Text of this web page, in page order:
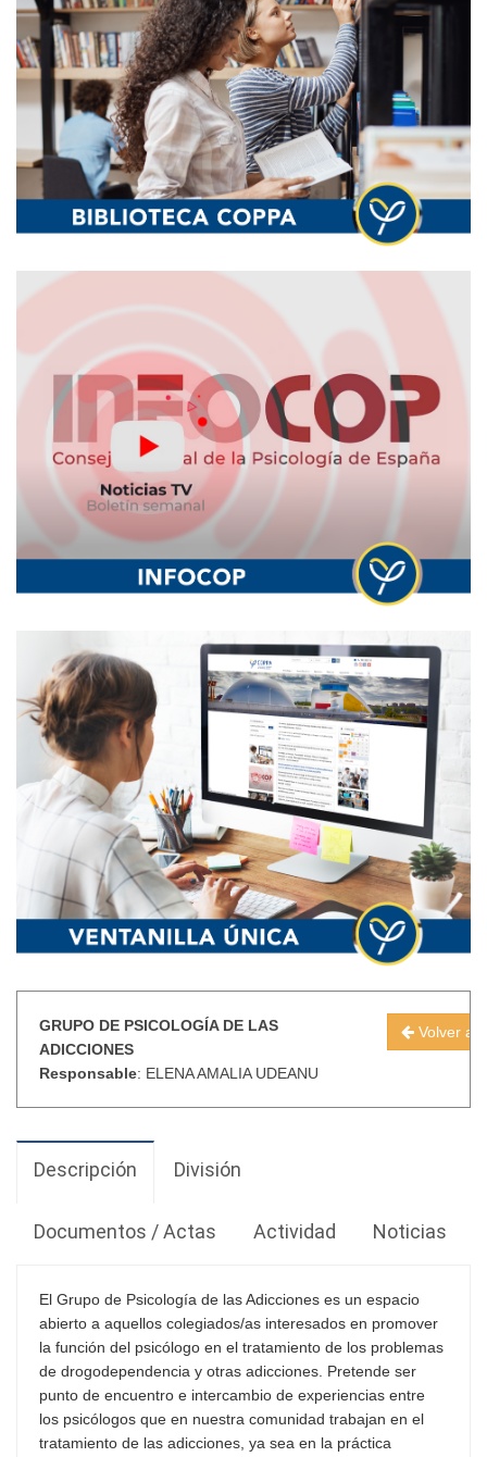
GRUPO DE PSICOLOGÍA DE LAS
ADICCIONES
Responsable: ELENA AMALIA UDEANU
Volver al
Descripción División
Documentos / Actas Actividad Noticias
El Grupo de Psicología de las Adicciones es un espacio
abierto a aquellos colegiados/as interesados en promover
la función del psicólogo en el tratamiento de los problemas
de drogodependencia y otras adicciones. Pretende ser
punto de encuentro e intercambio de experiencias entre
los psicólogos que en nuestra comunidad trabajan en el
tratamiento de las adicciones, ya sea en la práctica